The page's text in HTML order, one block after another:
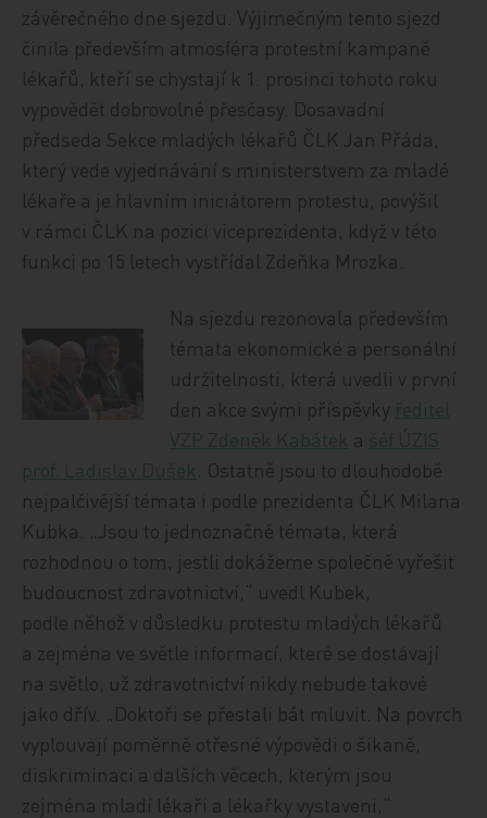
závěrečného dne sjezdu. Výjimečným tento sjezd
činila především atmosféra protestní kampaně
lékařů, kteří se chystají k 1. prosinci tohoto roku
vypovědět dobrovolné přesčasy. Dosavadní
předseda Sekce mladých lékařů ČLK Jan Přáda,
který vede vyjednávání s ministerstvem za mladé
lékaře a je hlavním iniciátorem protestu, povýšil
v rámci ČLK na pozici viceprezidenta, když v této
funkci po 15 letech vystřídal Zdeňka Mrozka.
Na sjezdu rezonovala především
témata ekonomické a personální
udržitelnosti, která uvedli v první
den akce svými příspěvky ředitel
VZP Zdeněk Kabátek a šéf ÚZIS
prof. Ladislav Dušek . Ostatně jsou to dlouhodobě
nejpalčivější témata i podle prezidenta ČLK Milana
Kubka. „Jsou to jednoznačně témata, která
rozhodnou o tom, jestli dokážeme společně vyřešit
budoucnost zdravotnictví,“ uvedl Kubek,
podle něhož v důsledku protestu mladých lékařů
a zejména ve světle informací, které se dostávají
na světlo, už zdravotnictví nikdy nebude takové
jako dřív. „Doktoři se přestali bát mluvit. Na povrch
vyplouvají poměrně otřesné výpovědi o šikaně,
diskriminaci a dalších věcech, kterým jsou
zejména mladí lékaři a lékařky vystaveni,“